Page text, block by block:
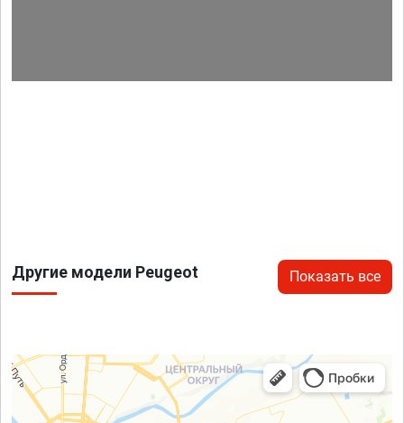
Другие модели Peugeot Показать все